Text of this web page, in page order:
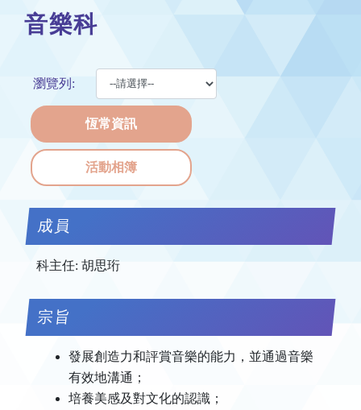
音樂科
瀏覽列:
恆常資訊
活動相簿
成員
科主任: 胡思珩
宗旨
發展創造力和評賞音樂的能力，並通過音樂
有效地溝通；
培養美感及對文化的認識；